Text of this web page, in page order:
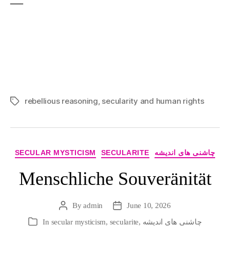
—
Tagsrebellious reasoning, secularity and human rights
Categories
SECULAR MYSTICISM SECULARITE چاشنی های اندیشه
Menschliche Souveränität
PostByadmin
PostJune 10, 2026
Categories
In secular mysticism, secularite, چاشنی های اندیشه